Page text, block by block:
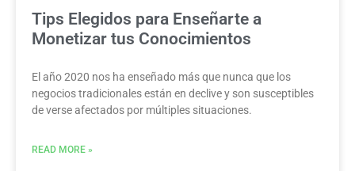
Tips Elegidos para Enseñarte a
Monetizar tus Conocimientos
El año 2020 nos ha enseñado más que nunca que los
negocios tradicionales están en declive y son susceptibles
de verse afectados por múltiples situaciones.
READ MORE »